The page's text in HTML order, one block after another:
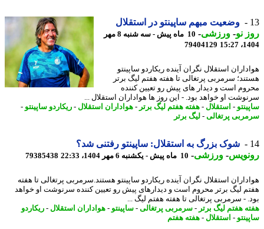
وضعیت مبهم ساپینتو در استقلال
نو- ورزشی-
10 ماه پیش - سه شنبه 8 مهر
79404129
استقلال نگران آینده ریکاردو ساپینتو
سرمربی پرتغالی تا هفته هفتم لیگ برتر
است و دیدار های پیش رو تعیین کننده
او خواهد بود. - این روز ها هواداران استقلال ...
-استقلال-هفته هفتم لیگ برتر - هواداران استقلال-ریکاردو ساپینتو-
پرتغالی-لیگ برتر
شوک بزرگ به استقلال: ساپینتو رفتنی شد؟
-ورزشی-10 ماه پیش - یکشنبه 6 مهر 1404، 22:33 79385438
استقلال نگران آینده ریکاردو ساپینتو هستند.سرمربی پرتغالی تا هفته
لیگ برتر محروم است و دیدارهای پیش رو تعیین کننده سرنوشت او خواهد
- سرمربی پرتغالی تا هفته هفتم لیگ ...
هفتم لیگ برتر - سرمربی پرتغالی-ساپینتو-هواداران استقلال-ریکاردو
-استقلال-هفته هفتم